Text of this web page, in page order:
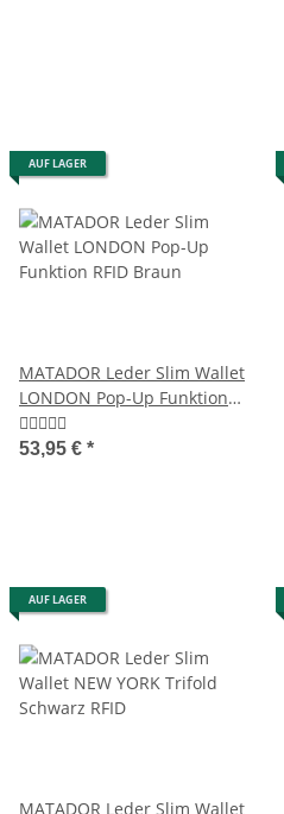
AUF LAGER
MATADOR Leder Slim Wallet
LONDON Pop-Up Funktion
RFID Braun
53,95 € *
AUF LAGER
MATADOR Leder Slim Wallet